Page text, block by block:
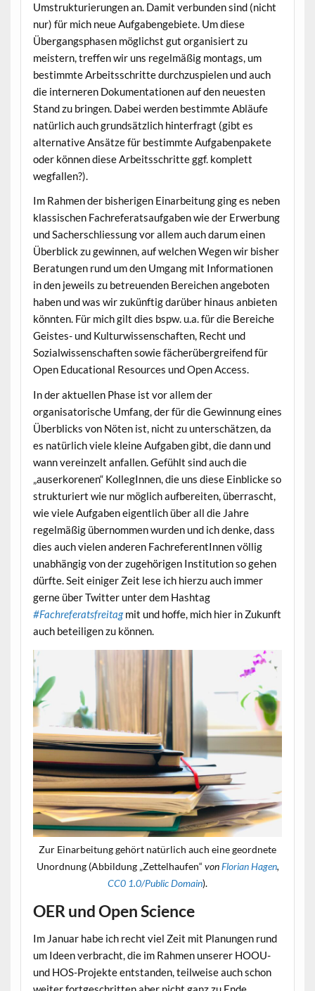
Umstrukturierungen an. Damit verbunden sind (nicht
nur) für mich neue Aufgabengebiete. Um diese
Übergangsphasen möglichst gut organisiert zu
meistern, treffen wir uns regelmäßig montags, um
bestimmte Arbeitsschritte durchzuspielen und auch
die interneren Dokumentationen auf den neuesten
Stand zu bringen. Dabei werden bestimmte Abläufe
natürlich auch grundsätzlich hinterfragt (gibt es
alternative Ansätze für bestimmte Aufgabenpakete
oder können diese Arbeitsschritte ggf. komplett
wegfallen?).
Im Rahmen der bisherigen Einarbeitung ging es neben
klassischen Fachreferatsaufgaben wie der Erwerbung
und Sacherschliessung vor allem auch darum einen
Überblick zu gewinnen, auf welchen Wegen wir bisher
Beratungen rund um den Umgang mit Informationen
in den jeweils zu betreuenden Bereichen angeboten
haben und was wir zukünftig darüber hinaus anbieten
könnten. Für mich gilt dies bspw. u.a. für die Bereiche
Geistes- und Kulturwissenschaften, Recht und
Sozialwissenschaften sowie fächerübergreifend für
Open Educational Resources und Open Access.
In der aktuellen Phase ist vor allem der
organisatorische Umfang, der für die Gewinnung eines
Überblicks von Nöten ist, nicht zu unterschätzen, da
es natürlich viele kleine Aufgaben gibt, die dann und
wann vereinzelt anfallen. Gefühlt sind auch die
„auserkorenen“ KollegInnen, die uns diese Einblicke so
strukturiert wie nur möglich aufbereiten, überrascht,
wie viele Aufgaben eigentlich über all die Jahre
regelmäßig übernommen wurden und ich denke, dass
dies auch vielen anderen FachreferentInnen völlig
unabhängig von der zugehörigen Institution so gehen
dürfte. Seit einiger Zeit lese ich hierzu auch immer
gerne über Twitter unter dem Hashtag
#Fachreferatsfreitagmit und hoffe, mich hier in Zukunft
auch beteiligen zu können.
Zur Einarbeitung gehört natürlich auch eine geordnete
Unordnung (Abbildung „Zettelhaufen“ vonFlorian Hagen,
CC0 1.0/Public Domain).
OER und Open Science
Im Januar habe ich recht viel Zeit mit Planungen rund
um Ideen verbracht, die im Rahmen unserer HOOU-
und HOS-Projekte entstanden, teilweise auch schon